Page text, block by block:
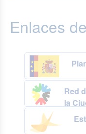
Enlaces
Red
la